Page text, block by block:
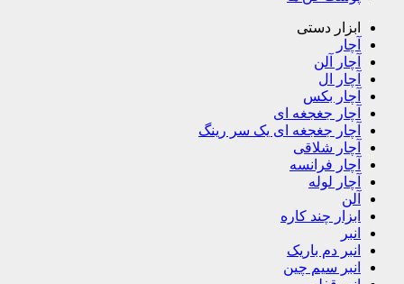
ابزار دستی
آچار
آچار آلن
آچار ال
آچار بکس
آچار جغجغه ای
آچار جغجغه ای یک سر رینگ
آچار شلاقی
آچار فرانسه
آچار لوله
آلن
ابزار چند کاره
انبر
انبر دم باریک
انبر سیم چین